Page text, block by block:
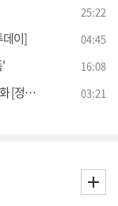
25:22
데이] 04:45
' 16:08
보기] 03:21